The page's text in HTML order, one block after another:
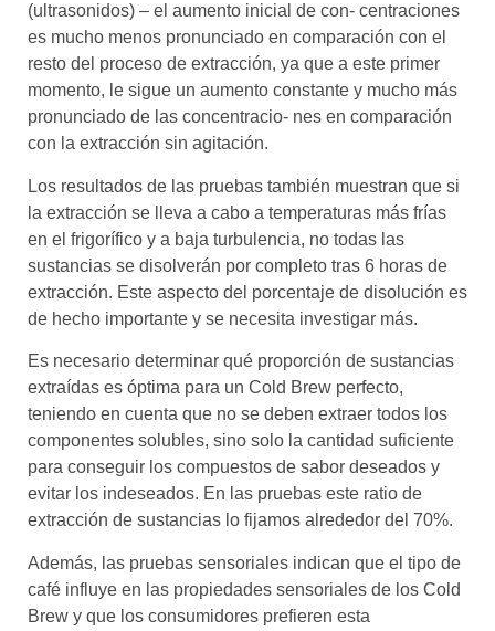
(ultrasonidos) – el aumento inicial de con- centraciones
es mucho menos pronunciado en comparación con el
resto del proceso de extracción, ya que a este primer
momento, le sigue un aumento constante y mucho más
pronunciado de las concentracio- nes en comparación
con la extracción sin agitación.
Los resultados de las pruebas también muestran que si
la extracción se lleva a cabo a temperaturas más frías
en el frigorífico y a baja turbulencia, no todas las
sustancias se disolverán por completo tras 6 horas de
extracción. Este aspecto del porcentaje de disolución es
de hecho importante y se necesita investigar más.
Es necesario determinar qué proporción de sustancias
extraídas es óptima para un Cold Brew perfecto,
teniendo en cuenta que no se deben extraer todos los
componentes solubles, sino solo la cantidad suficiente
para conseguir los compuestos de sabor deseados y
evitar los indeseados. En las pruebas este ratio de
extracción de sustancias lo fijamos alrededor del 70%.
Además, las pruebas sensoriales indican que el tipo de
café influye en las propiedades sensoriales de los Cold
Brew y que los consumidores prefieren esta